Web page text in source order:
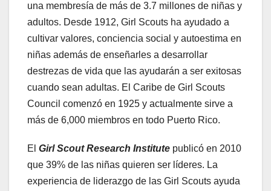
una membresía de más de 3.7 millones de niñas y
adultos. Desde 1912, Girl Scouts ha ayudado a
cultivar valores, conciencia social y autoestima en
niñas además de enseñarles a desarrollar
destrezas de vida que las ayudarán a ser exitosas
cuando sean adultas. El Caribe de Girl Scouts
Council comenzó en 1925 y actualmente sirve a
más de 6,000 miembros en todo Puerto Rico.
El Girl Scout Research Institute publicó en 2010
que 39% de las niñas quieren ser líderes. La
experiencia de liderazgo de las Girl Scouts ayuda